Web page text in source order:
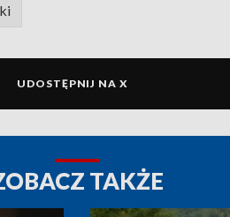
UDOSTĘPNIJ NA X
TAKŻE